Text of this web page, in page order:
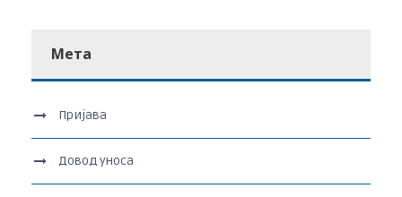
Мета
Пријава
Довод уноса